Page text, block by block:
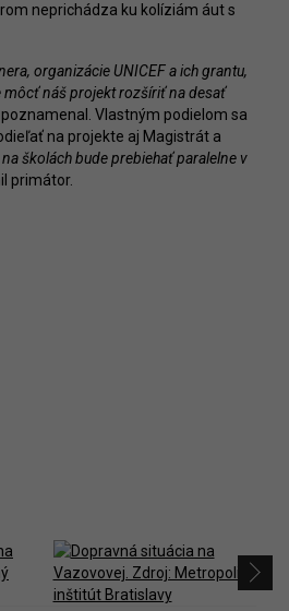
neprichádza ku kolíziám áut s
organizácie UNICEF a ich grantu,
môcť náš projekt rozšíriť na desať
Vlastným podielom sa
na projekte aj Magistrát a
školách bude prebiehať paralelne v
primátor.